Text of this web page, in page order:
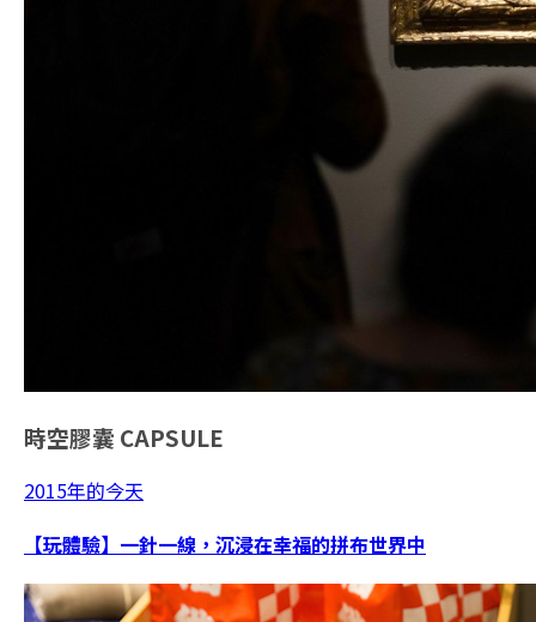
時空膠囊 CAPSULE
2015年的今天
【玩體驗】一針一線，沉浸在幸福的拼布世界中